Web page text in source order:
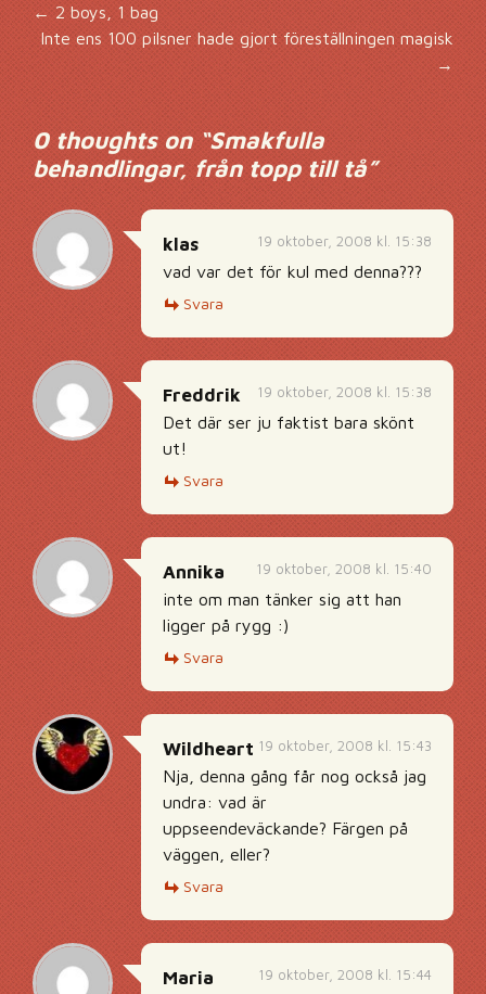
Inläggsnavigering
← 2 boys, 1 bag
Inte ens 100 pilsner hade gjort föreställningen magisk
→
0 thoughts on “Smakfulla
behandlingar, från topp till tå”
19 oktober, 2008 kl. 15:38
klas
vad var det för kul med denna???
Svara
19 oktober, 2008 kl. 15:38
Freddrik
Det där ser ju faktist bara skönt
ut!
Svara
19 oktober, 2008 kl. 15:40
Annika
inte om man tänker sig att han
ligger på rygg :)
Svara
19 oktober, 2008 kl. 15:43
Wildheart
Nja, denna gång får nog också jag
undra: vad är
uppseendeväckande? Färgen på
väggen, eller?
Svara
19 oktober, 2008 kl. 15:44
Maria